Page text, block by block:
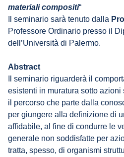
materiali compositi“
Il seminario sarà tenuto dalla
Professore Ordinario presso il
dell’Università di Palermo.
Abstract
Il seminario riguarderà il
esistenti in muratura sotto
il percorso che parte dalla
per giungere alla definizione di
affidabile, al fine di condurre le
generale non soddisfatte per
tratta, spesso, di organismi